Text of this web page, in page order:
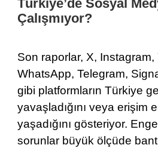
Türkiye’de Sosyal
Çalışmıyor?
Son raporlar, X, Instagram,
WhatsApp, Telegram,
gibi platformların Türkiye
yavaşladığını veya erişim
yaşadığını gösteriyor.
sorunlar büyük ölçüde